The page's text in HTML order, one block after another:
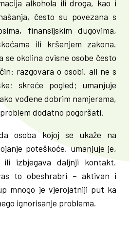
alkohola ili droga, kao i
često su povezana s
finansijskim dugovima,
ili kršenjem zakona.
se okolina ovisne osobe često
razgovara o osobi, ali ne s
skreće pogled; umanjuje
vođene dobrim namjerama,
dodatno pogoršati.
osoba kojoj se ukaže na
poteškoće, umanjuje je,
ili izbjegava daljnji kontakt.
to obeshrabri – aktivan i
mnogo je vjerojatniji put ka
ignorisanje problema.